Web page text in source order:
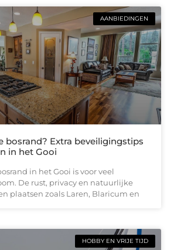
AANBIEDINGEN
bosrand? Extra beveiligingstips
in het Gooi
in het Gooi is voor veel
De rust, privacy en natuurlijke
plaatsen zoals Laren, Blaricum en
HOBBY EN VRIJE TIJD